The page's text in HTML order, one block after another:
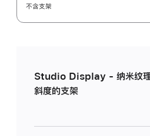
不含支架
Studio Display - 纳米纹理
斜度的支架